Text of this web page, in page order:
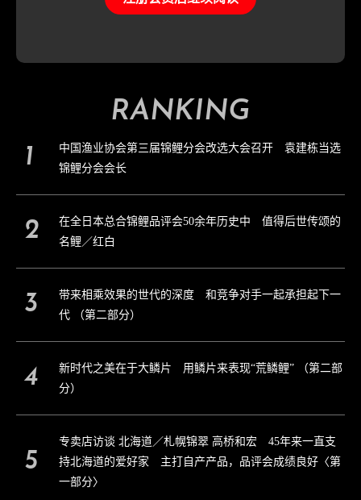
RANKING
中国渔业协会第三届锦鲤分会改选大会召开 袁建栋当选
锦鲤分会会长
在全日本总合锦鲤品评会50余年历史中 值得后世传颂的
名鲤／红白
带来相乘效果的世代的深度 和竞争对手一起承担起下一
代 （第二部分）
新时代之美在于大鳞片 用鳞片来表现“荒鳞鲤” （第二部
分）
专卖店访谈 北海道／札幌锦翠 高桥和宏 45年来一直支
持北海道的爱好家 主打自产产品，品评会成绩良好〈第
一部分〉